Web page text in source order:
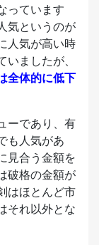
っています
気というのが
人気が高い時
ましたが、
全体的に低下
ーであり、有
も人気があ
見合う金額を
破格の金額が
はほとんど市
それ以外とな